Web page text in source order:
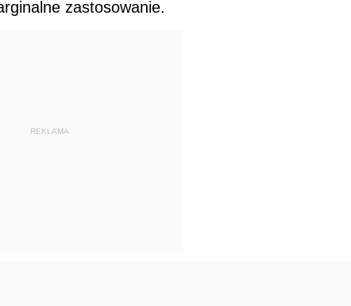
zastosowanie.
REKLAMA